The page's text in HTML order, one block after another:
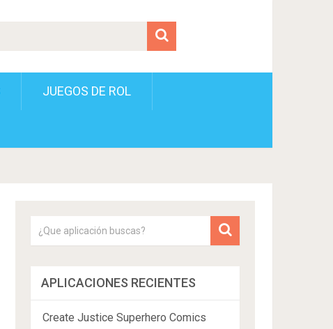
JUEGOS DE ROL
APLICACIONES RECIENTES
Create Justice Superhero Comics